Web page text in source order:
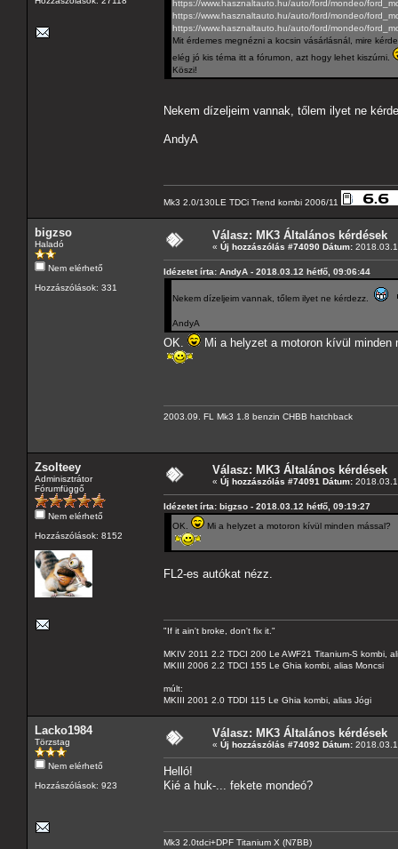
https://www.hasznaltauto.hu/auto/ford/mondeo/
https://www.hasznaltauto.hu/auto/ford/mondeo/
https://www.hasznaltauto.hu/auto/ford/mondeo/
Mit érdemes megnézni a kocsin vásárlásnál, mire
elég jó kis téma itt a fórumon, azt hogy lehet kiszúrni.
Köszi!
Nekem dízeljeim vannak, tőlem ilyet ne
AndyA
Mk3 2.0/130LE TDCi Trend kombi 2006/11
bigzso
Haladó
Nem elérhető
Hozzászólások: 331
Válasz: MK3 Általános kérdések
« Új hozzászólás #74090 Dátum:
Idézetet írta: AndyA - 2018.03.12 hétfő, 09:06:44
Nekem dízeljeim vannak, tőlem ilyet ne kérdezz.
AndyA
OK. Mi a helyzet a motoron kívül minden
2003.09. FL Mk3 1.8 benzin CHBB hatchback
Zsolteey
Adminisztrátor
Fórumfüggő
Nem elérhető
Hozzászólások: 8152
Válasz: MK3 Általános kérdések
« Új hozzászólás #74091 Dátum:
Idézetet írta: bigzso - 2018.03.12 hétfő, 09:19:27
OK.
Mi a helyzet a motoron kívül minden mással?
FL2-es autókat nézz.
"If it ain't broke, don't fix it."
MKIV 2011 2.2 TDCI 200 Le AWF21 Titanium-S kombi,
MKIII 2006 2.2 TDCI 155 Le Ghia kombi, alias Moncsi
múlt:
MKIII 2001 2.0 TDDI 115 Le Ghia kombi, alias Jógi
Lacko1984
Törzstag
Nem elérhető
Hozzászólások: 923
Válasz: MK3 Általános kérdések
« Új hozzászólás #74092 Dátum:
Helló!
Kié a huk-... fekete mondeó?
Mk3 2.0tdci+DPF Titanium X (N7BB)